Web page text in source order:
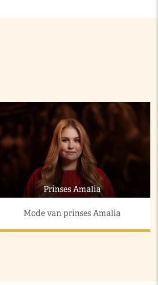
Prinses Amalia
Mode van prinses Amalia